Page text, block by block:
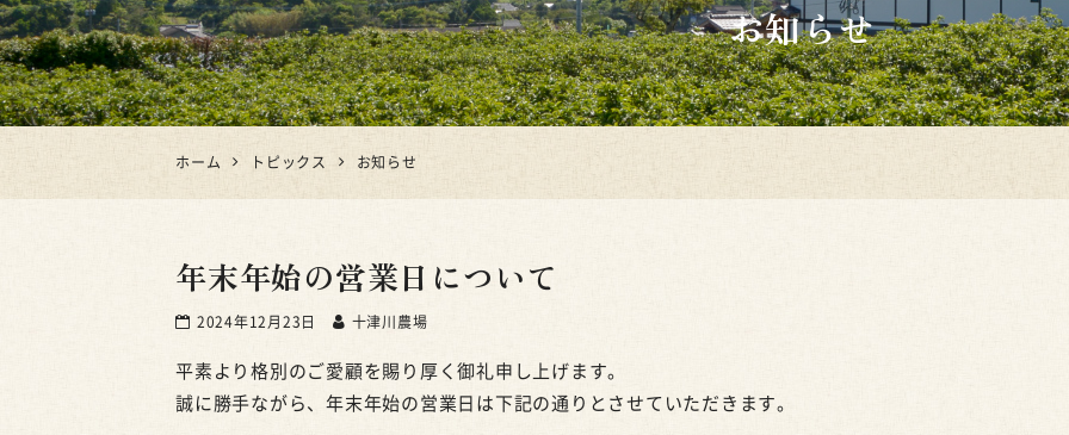
お知らせ
ホーム トピックス お知らせ
年末年始の営業日について
2024年12月23日 十津川農場
平素より格別のご愛顧を賜り厚く御礼申し上げます。
誠に勝手ながら、年末年始の営業日は下記の通りとさせていただきます。